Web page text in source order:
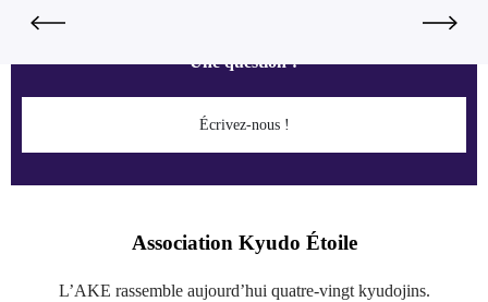
Une question ?
Écrivez-nous !
Association Kyudo Étoile
L’AKE rassemble aujourd’hui quatre-vingt kyudojins.